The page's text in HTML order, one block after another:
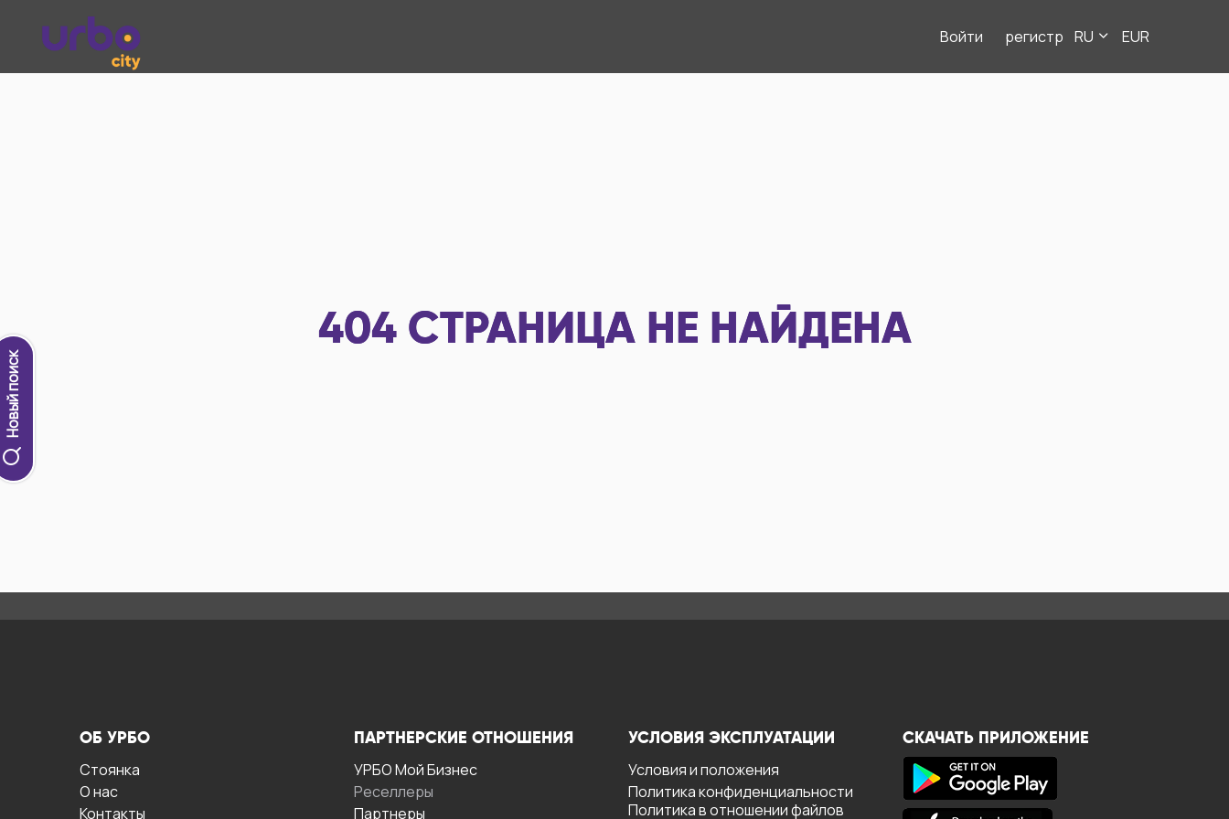
Войти регистр RU EUR
Новый поиск
404 СТРАНИЦА НЕ НАЙДЕНА
ОБ УРБО
Стоянка
О нас
Контакты
ПАРТНЕРСКИЕ ОТНОШЕНИЯ
УРБО Мой Бизнес
Реселлеры
Партнеры
УСЛОВИЯ ЭКСПЛУАТАЦИИ
Условия и положения
Политика конфиденциальности
Политика в отношении файлов
СКАЧАТЬ ПРИЛОЖЕНИЕ